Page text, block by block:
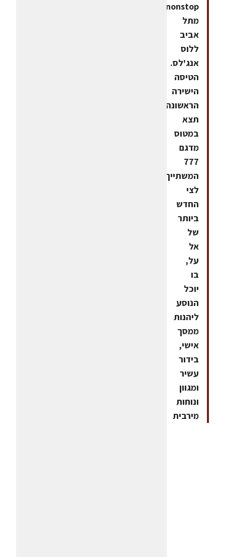
nonstop
מתל
אביב
ללוס
אנג'לס.
הטיסה
הישירה
הראשונה
תצא
במטוס
מדגם
777
המשתייך
לצי
החדש
ביותר
של
אל
על,
בו
יוכל
הנוסע
ליהנות
ממסך
אישי,
בידור
עשיר
ומגוון
ונוחות
מירבית